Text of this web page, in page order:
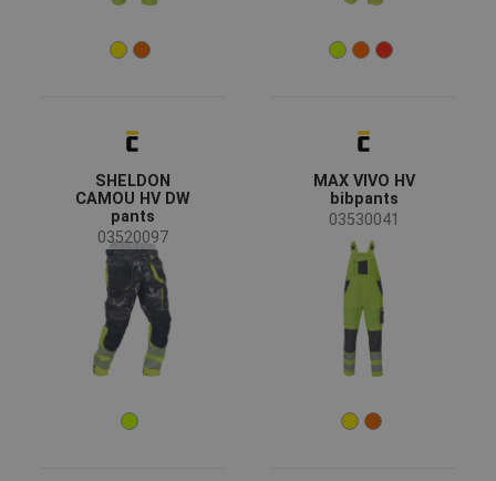
SHELDON
CAMOU HV DW
pants
03520097
MAX VIVO HV
bibpants
03530041